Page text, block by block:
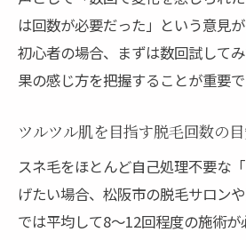
は回数が必要だった」という意見
初心者の場合、まずは数回試して
果の感じ方を把握することが重要で
ツルツル肌を目指す脱毛回数の
スネ毛をほとんど自己処理不要な
げたい場合、松阪市の脱毛サロン
では平均して8〜12回程度の施術が